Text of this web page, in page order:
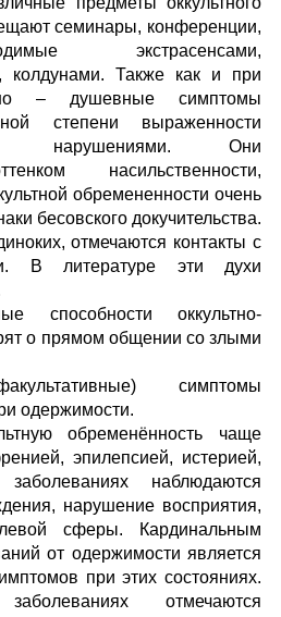
семинары, конференции,
экстрасенсами,
колдунами. Также как и при
– душевные симптомы
степени выраженности
нарушениями. Они
насильственности,
обремененности очень
бесовского докучительства.
отмечаются контакты с
В литературе эти духи
способности оккультно-
о прямом общении со злыми
симптомы
одержимости.
обременённость чаще
эпилепсией, истерией,
наблюдаются
нарушение восприятия,
сферы. Кардинальным
от одержимости является
при этих состояниях.
отмечаются